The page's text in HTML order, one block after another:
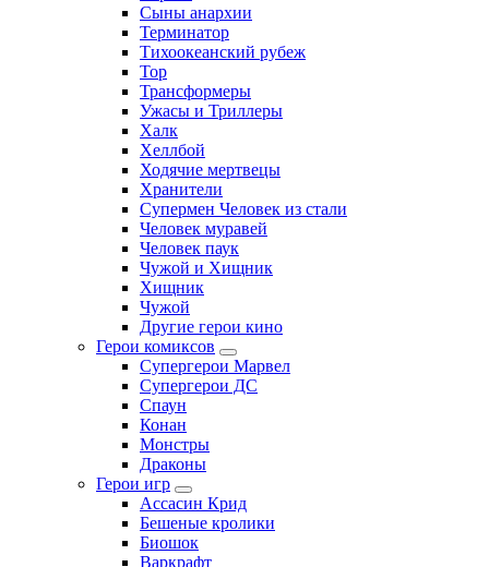
Сыны анархии
Терминатор
Тихоокеанский рубеж
Тор
Трансформеры
Ужасы и Триллеры
Халк
Хеллбой
Ходячие мертвецы
Хранители
Супермен Человек из стали
Человек муравей
Человек паук
Чужой и Хищник
Хищник
Чужой
Другие герои кино
Герои комиксов
Супергерои Марвел
Супергерои ДС
Спаун
Конан
Монстры
Драконы
Герои игр
Ассасин Крид
Бешеные кролики
Биошок
Варкрафт